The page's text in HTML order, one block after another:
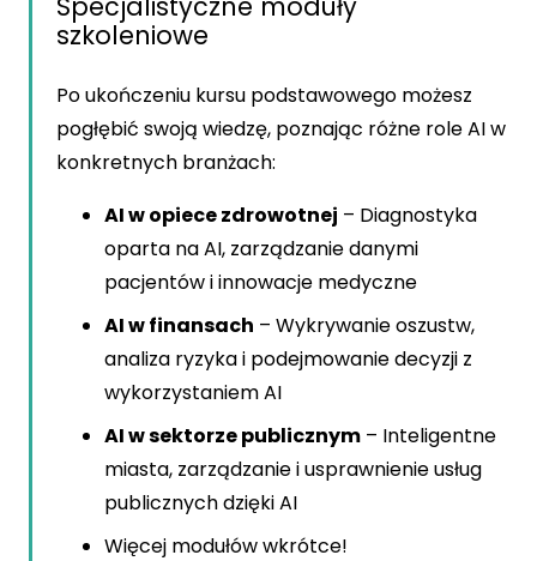
szkoleniowe
Po ukończeniu kursu podstawowego możesz
pogłębić swoją wiedzę, poznając różne role AI w
konkretnych branżach:
AI w opiece zdrowotnej – Diagnostyka
oparta na AI, zarządzanie danymi
pacjentów i innowacje medyczne
AI w finansach – Wykrywanie oszustw,
analiza ryzyka i podejmowanie decyzji z
wykorzystaniem AI
AI w sektorze publicznym – Inteligentne
miasta, zarządzanie i usprawnienie usług
publicznych dzięki AI
Więcej modułów wkrótce!